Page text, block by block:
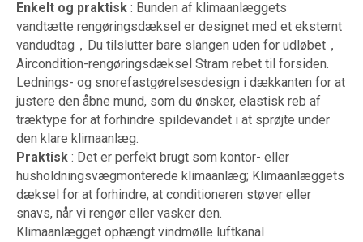
Enkelt og praktisk : Bunden af ​​klimaanlæggets
vandtætte rengøringsdæksel er designet med et eksternt
vandudtag，Du tilslutter bare slangen uden for udløbet，
Aircondition-rengøringsdæksel Stram rebet til forsiden.
Lednings- og snorefastgørelsesdesign i dækkanten for at
justere den åbne mund, som du ønsker, elastisk reb af
træktype for at forhindre spildevandet i at sprøjte under
den klare klimaanlæg.
Praktisk : Det er perfekt brugt som kontor- eller
husholdningsvægmonterede klimaanlæg; Klimaanlæggets
dæksel for at forhindre, at conditioneren støver eller
snavs, når vi rengør eller vasker den.
Klimaanlægget ophængt vindmølle luftkanal